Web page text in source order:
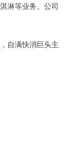
淋等业务。公司
自满快消巨头主